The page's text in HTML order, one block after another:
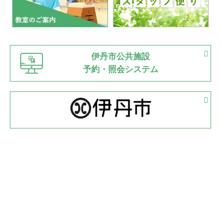
2022.07.03
市内総合体育大会が開始
緑ケ丘体育館 猪名川運動広場
古池運動広場
2022.06.12
県知事杯争奪バレーボール大会が開催
緑ケ丘体育館
2022.05.05
体育協会長杯 バドミントン競技の部
2022.05.22
伊丹市公共施設
予約・照会システム